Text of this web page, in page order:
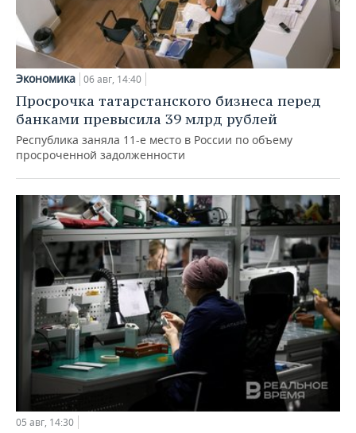
Экономика 06 авг, 14:40
Просрочка татарстанского бизнеса перед
банками превысила 39 млрд рублей
Республика заняла 11-е место в России по объему
просроченной задолженности
05 авг, 14:30